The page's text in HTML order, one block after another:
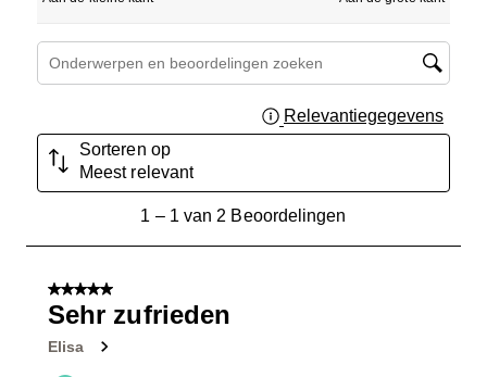
Onderwerpen en beoordelingen zoeken per regio
Relevantiegegevens
Sorteren op
Meest relevant
van
Beoordelingen.
1 – 1 van 2 Beoordelingen
5 van 5 sterren.
Sehr zufrieden
Elisa